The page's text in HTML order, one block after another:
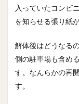
入っていたコンビ
を知らせる張り紙
解体後はどうなる
側の駐車場も含め
す。なんらかの再
す。